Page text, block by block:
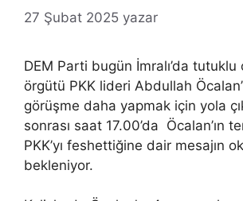
27 Şubat 2025 yazar
DEM Parti bugün İmralı’da
örgütü PKK lideri Abdullah
görüşme daha yapmak için yola
sonrası saat 17.00’da Öcalan’ın
PKK’yı feshettiğine dair mesajın
bekleniyor.